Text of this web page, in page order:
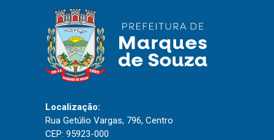
Diário Oficial (Até 30/04)
Recursos Humanos
Processo Seletivo
Seletivo Simplificado
Concursos
Instruções Normativas
Licitações
Localização:
Rua Getúlio Vargas, 796, Centro
CEP: 95923-000